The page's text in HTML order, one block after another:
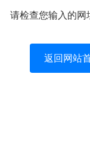
请检查您输入的
返回网站